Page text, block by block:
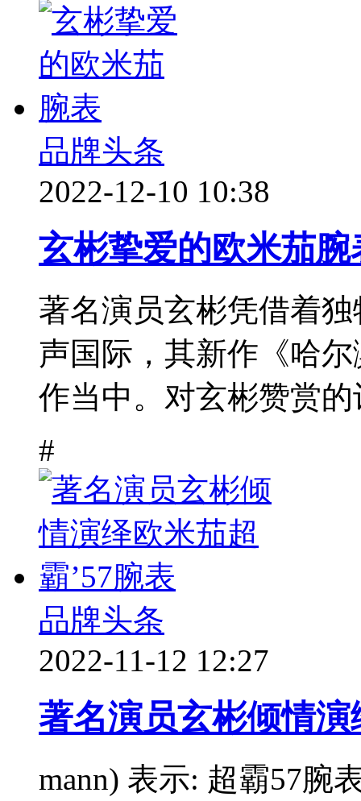
品牌头条
2022-12-10 10:38
玄彬挚爱的欧米茄腕
著名演员玄彬凭借着
声国际，其新作《哈
作当中。对玄彬赞赏的
#
品牌头条
2022-11-12 12:27
著名演员玄彬倾情演
mann) 表示: 超霸57腕